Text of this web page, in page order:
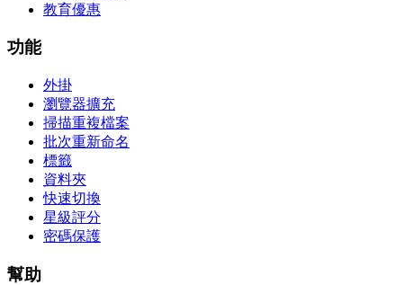
教育優惠
功能
外掛
瀏覽器擴充
掃描重複檔案
批次重新命名
標籤
資料夾
快速切換
星級評分
密碼保護
幫助